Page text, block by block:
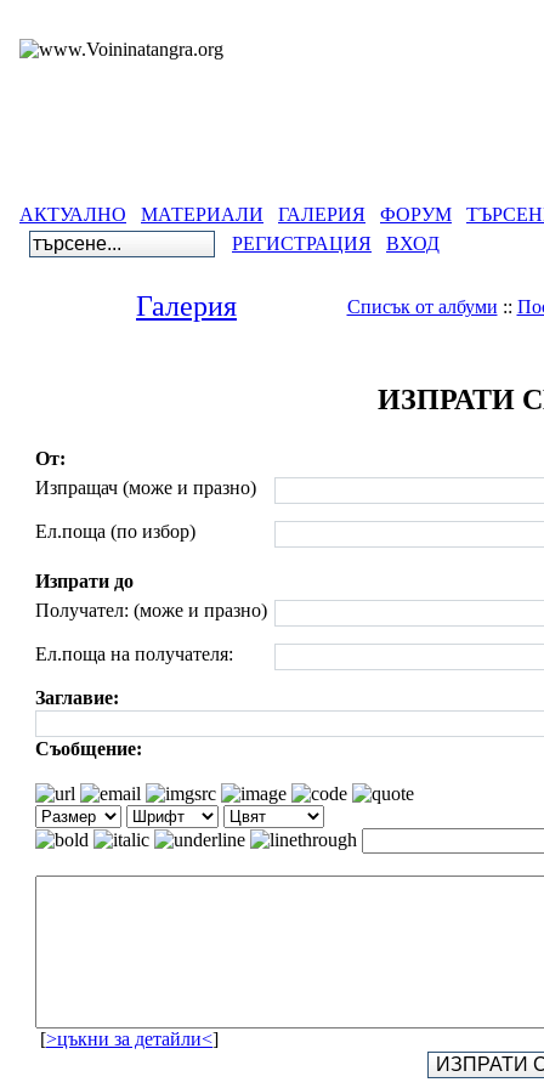
АКТУАЛНО МАТЕРИАЛИ ГАЛЕРИЯ ФОРУМ
РЕГИСТРАЦИЯ
ВХОД
Галерия Списък от албуми ::
ИЗПРАТИ
От:
Изпращач (може и празно)
Ел.поща (по избор)
Изпрати до
Получател: (може и празно)
Ел.поща на получателя:
Заглавие:
Съобщение:
[>цъкни за детайли<]